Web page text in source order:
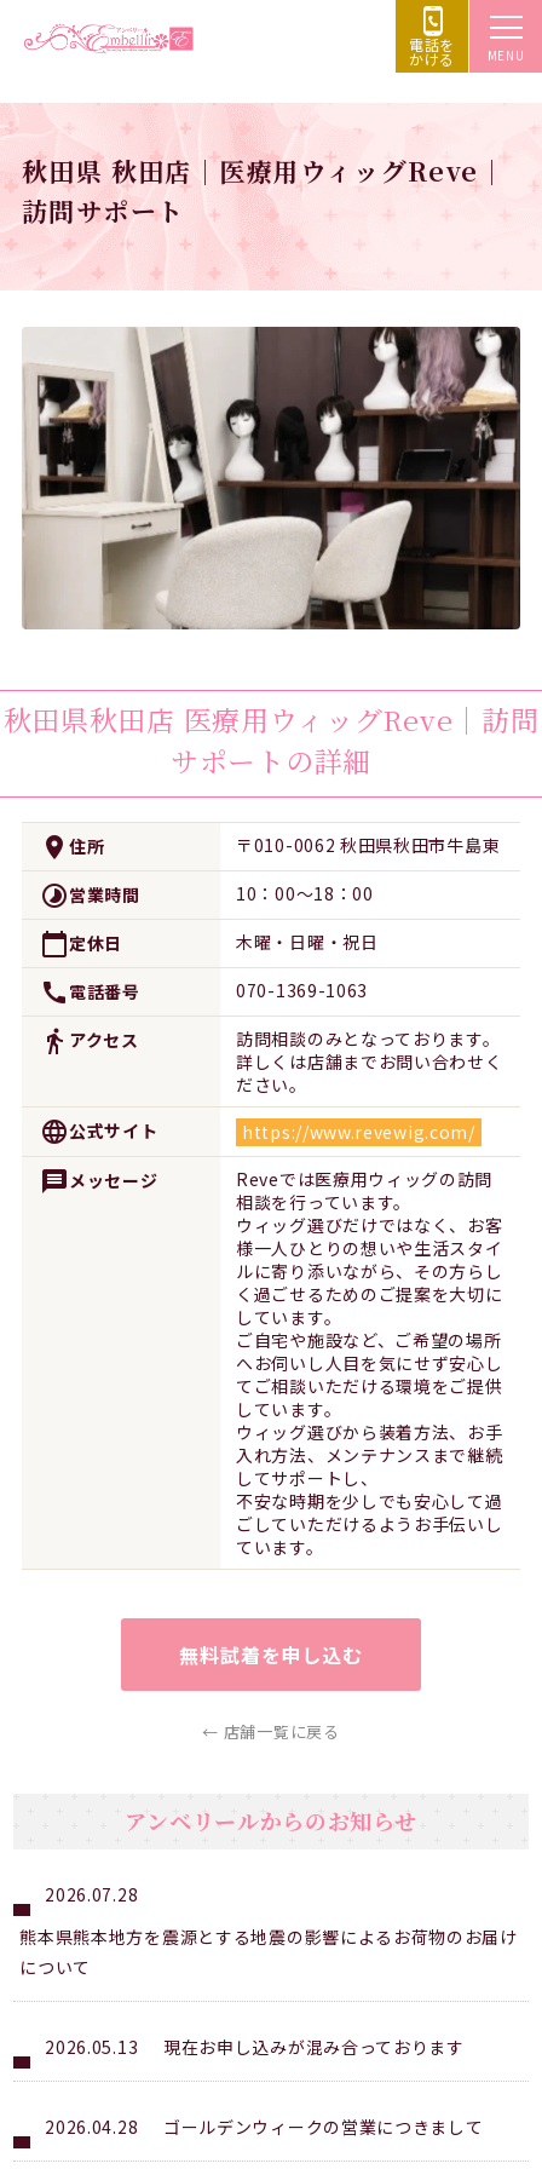
MENU
電話を
かける
秋田県 秋田店｜医療用ウィッグReve｜
訪問サポート
秋田県秋田店 医療用ウィッグReve｜訪問
サポート の詳細
place 住所 〒010-0062 秋田県秋田市牛島東
timelapse営業時間 10：00～18：00
calendar_today定休日 木曜・日曜・祝日
call 電話番号 070-1369-1063
directions_walk アクセス
訪問相談のみとなっております。
詳しくは店舗までお問い合わせく
ださい。
language公式サイト https://www.revewig.com/
message メッセージ
Reveでは医療用ウィッグの訪問
相談を行っています。
ウィッグ選びだけではなく、お客
様一人ひとりの想いや生活スタイ
ルに寄り添いながら、その方らし
く過ごせるためのご提案を大切に
しています。
ご自宅や施設など、ご希望の場所
へお伺いし人目を気にせず安心し
てご相談いただける環境をご提供
しています。
ウィッグ選びから装着方法、お手
入れ方法、メンテナンスまで継続
してサポートし、
不安な時期を少しでも安心して過
ごしていただけるようお手伝いし
ています。
無料試着を申し込む
← 店舗一覧に戻る
アンベリールからのお知らせ
2026.07.28
熊本県熊本地方を震源とする地震の影響によるお荷物のお届け
について
2026.05.13 現在お申し込みが混み合っております
2026.04.28 ゴールデンウィークの営業につきまして